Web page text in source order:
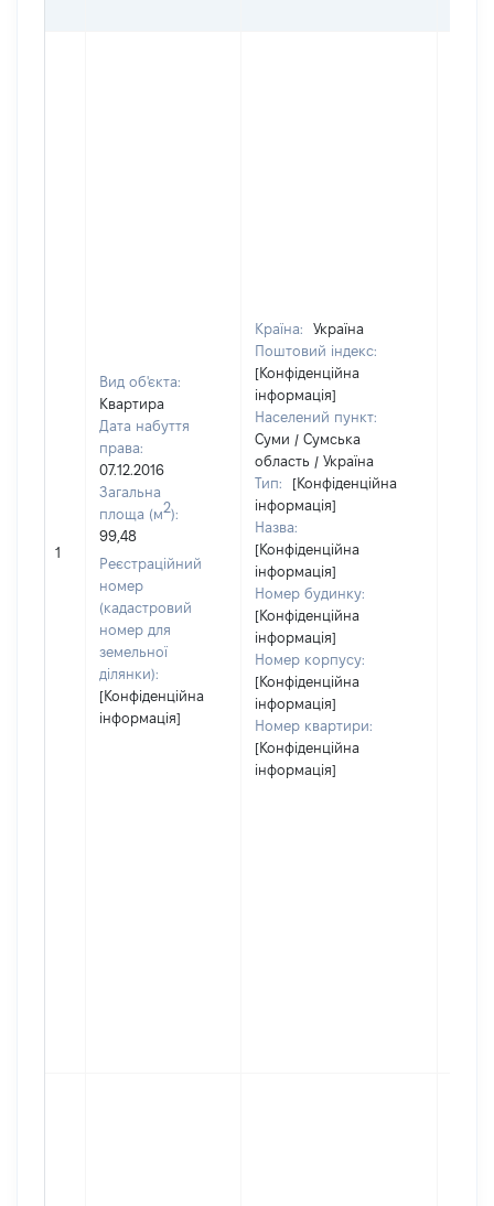
1
Вид об'єкта:
Квартира
Дата набуття
права:
07.12.2016
Загальна
площа (м2):
99,48
Реєстраційний
номер
(кадастровий
номер для
земельної
ділянки):
[Конфіденційна
інформація]
Країна:
Україна
Поштовий індекс:
[Конфіденційна
інформація]
Населений пункт:
Суми / Сумська
область / Україна
Тип:
[Конфіденційна
інформація]
Назва:
[Конфіденційна
інформація]
Номер будинку:
[Конфіденційна
інформація]
Номер корпусу:
[Конфіденційна
інформація]
Номер квартири:
[Конфіденційна
інформація]